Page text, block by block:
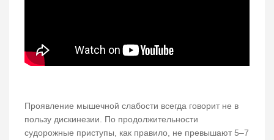
Проявление мышечной слабости всегда говорит не в
пользу дискинезии. По продолжительности
судорожные приступы, как правило, не превышают 5–7